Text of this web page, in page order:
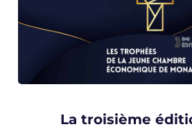
La troisième